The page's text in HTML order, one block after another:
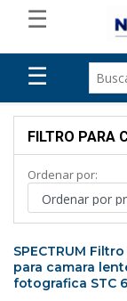
☰
☰
FILTRO PARA
Ordenar por:
SPECTRUM
para camara
fotografica STC